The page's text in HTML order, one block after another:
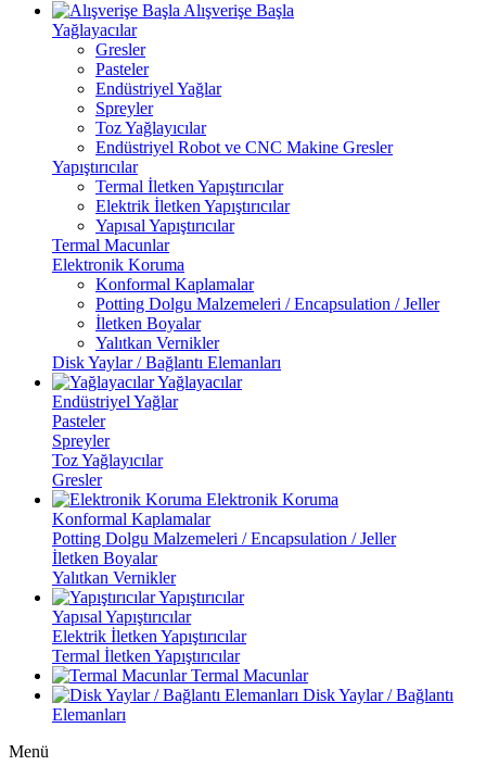
Alışverişe Başla
Yağlayacılar
Gresler
Pasteler
Endüstriyel Yağlar
Spreyler
Toz Yağlayıcılar
Endüstriyel Robot ve CNC Makine Gresler
Yapıştırıcılar
Termal İletken Yapıştırıcılar
Elektrik İletken Yapıştırıcılar
Yapısal Yapıştırıcılar
Termal Macunlar
Elektronik Koruma
Konformal Kaplamalar
Potting Dolgu Malzemeleri / Encapsulation / Jeller
İletken Boyalar
Yalıtkan Vernikler
Disk Yaylar / Bağlantı Elemanları
Yağlayacılar
Endüstriyel Yağlar
Pasteler
Spreyler
Toz Yağlayıcılar
Gresler
Elektronik Koruma
Konformal Kaplamalar
Potting Dolgu Malzemeleri / Encapsulation / Jeller
İletken Boyalar
Yalıtkan Vernikler
Yapıştırıcılar
Yapısal Yapıştırıcılar
Elektrik İletken Yapıştırıcılar
Termal İletken Yapıştırıcılar
Termal Macunlar
Disk Yaylar / Bağlantı
Elemanları
Menü